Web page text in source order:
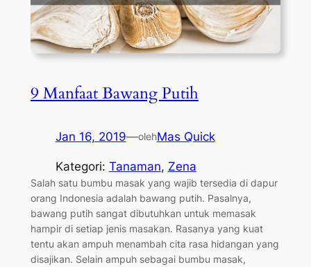
9 Manfaat Bawang Putih
Jan 16, 2019—olehMas Quick
Kategori: Tanaman, Zena
Salah satu bumbu masak yang wajib tersedia di dapur
orang Indonesia adalah bawang putih. Pasalnya,
bawang putih sangat dibutuhkan untuk memasak
hampir di setiap jenis masakan. Rasanya yang kuat
tentu akan ampuh menambah cita rasa hidangan yang
disajikan. Selain ampuh sebagai bumbu masak,